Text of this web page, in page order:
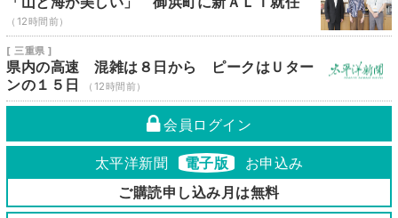
（12時間前）
[ 三重県 ]
県内の高速 混雑は８日から ピークはＵター
ンの１５日
（12時間前）
会員ログイン
太平洋新聞 電子版
お申込み
ご購読申し込み月は無料